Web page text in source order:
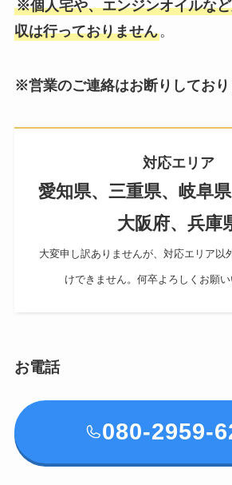
※個人宅や、エンジンオイルな
収は行っておりません。
※営業のご連絡はお断りしており
対応エリア
愛知県、三重県、岐阜県
大阪府、兵庫
大変申し訳ありませんが、対応エリア以
けできません。何卒よろしくお願い
お電話
080-2959-